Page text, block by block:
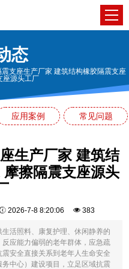
态
支座生产厂家 建筑结构橡胶隔震支座
座源头工厂
应用案例 常见问题
生产厂家 建筑结
擦隔震支座源头
2026-7-8 8:20:06 383
活照料、康复护理、休闲静养的
应能力偏弱的老年群体，应急疏
安全直接关系到老年人生命安全
中心）建设项目，立足区域抗震